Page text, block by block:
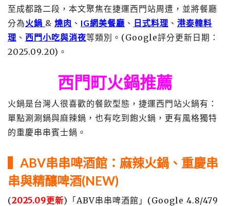
至成都路二段，本文聚焦在捷運西門站周遭，並將餐廳
分為火鍋 & 燒肉 、 IG網美餐廳 、 日式料理 、 港泰韓料
理 、 西門小吃與消夜等類別。(Google評分更新日期：
2025.09.20)。
西門町火鍋推薦
火鍋是台灣人很喜歡的餐飲型態，捷運西門站火鍋有：
單點涮涮鍋與麻辣鍋，也有吃到飽火鍋，更有風格獨特
的重慶串串賓士鍋。
▍ABV串串啤酒館： 麻辣火鍋、重慶串
串與精釀啤酒(NEW)
(2025.09更新)「ABV串串啤酒館」(Google 4.8/479